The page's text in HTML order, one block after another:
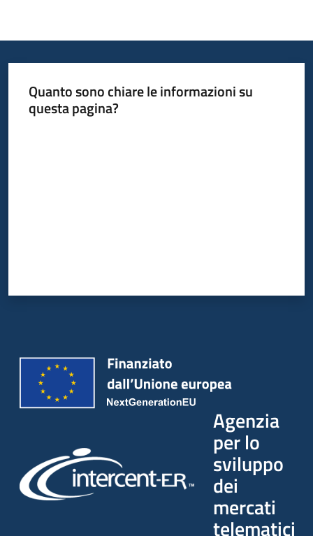
Quanto sono chiare le informazioni su
questa pagina?
Agenzia
per lo
sviluppo
dei
mercati
telematici